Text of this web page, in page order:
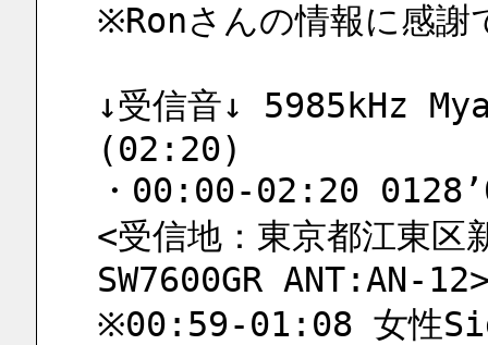
※Ronさんの情報に感謝
↓受信音↓ 5985kHz
(02:20)
・00:00-02:20
<受信地：東京都江東
SW7600GR ANT:AN-
※00:59-01:08 女性